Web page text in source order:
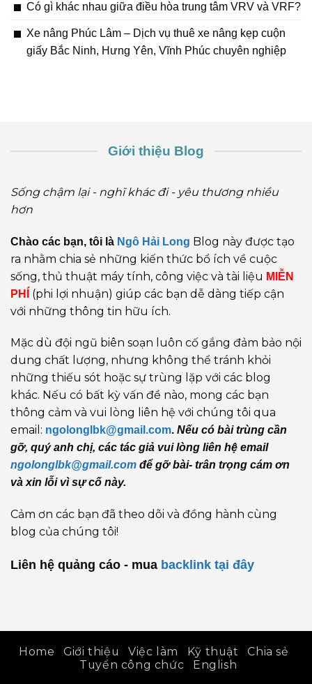
Có gì khác nhau giữa điều hòa trung tâm VRV và VRF?
Xe nâng Phúc Lâm – Dịch vụ thuê xe nâng kẹp cuộn
giấy Bắc Ninh, Hưng Yên, Vĩnh Phúc chuyên nghiệp
Giới thiệu Blog
Sống chậm lại - nghĩ khác đi - yêu thương nhiều
hơn
Chào các bạn, tôi là Ngô Hải Long Blog này được tạo
ra nhằm chia sẻ những kiến thức bổ ích về cuộc
sống, thủ thuật máy tính, công việc và tài liệu MIỄN
PHÍ
(phi lợi nhuận) giúp các bạn dễ dàng tiếp cận
với những thông tin hữu ích.
Mặc dù đội ngũ biên soạn luôn cố gắng đảm bảo nội
dung chất lượng, nhưng không thể tránh khỏi
những thiếu sót hoặc sự trùng lặp với các blog
khác. Nếu có bất kỳ vấn đề nào, mong các bạn
thông cảm và vui lòng liên hệ với chúng tôi qua
email: ngolonglbk@gmail.com. Nếu có bài trùng cần
gỡ, quý anh chị, các tác giả vui lòng liên hệ email
ngolonglbk@gmail.com để gỡ bài- trân trọng cám ơn
và xin lỗi vì sự cố này.
Cảm ơn các bạn đã theo dõi và đồng hành cùng
blog của chúng tôi!
Liên hệ quảng cáo - mua backlink tại đây
Home Giới thiệu Việc làm Kỹ thuật
Chia sẻ
Tuyển công chức
English